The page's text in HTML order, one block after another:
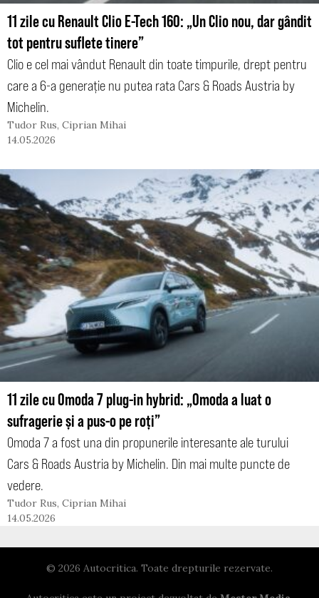
11 zile cu Renault Clio E-Tech 160: „Un Clio nou, dar gândit
tot pentru suflete tinere”
Clio e cel mai vândut Renault din toate timpurile, drept pentru
care a 6-a generație nu putea rata Cars & Roads Austria by
Michelin.
Tudor Rus, Ciprian Mihai
14.05.2026
11 zile cu Omoda 7 plug-in hybrid: „Omoda a luat o
sufragerie și a pus-o pe roți”
Omoda 7 a fost una din propunerile interesante ale turului
Cars & Roads Austria by Michelin. Din mai multe puncte de
vedere.
Tudor Rus, Ciprian Mihai
14.05.2026
© 2026 Autocritica. Toate drepturile rezervate.